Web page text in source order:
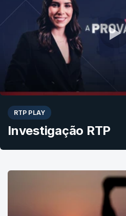
RTP PLAY
Investigação RTP